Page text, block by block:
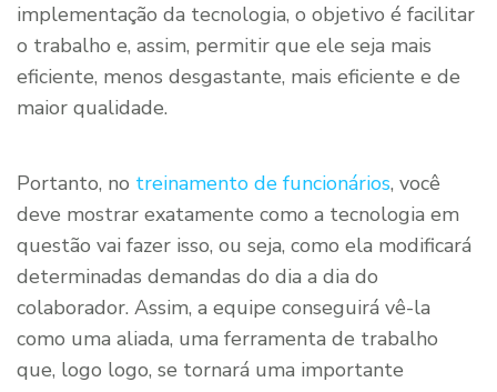
implementação da tecnologia, o objetivo é facilitar
o trabalho e, assim, permitir que ele seja mais
eficiente, menos desgastante, mais eficiente e de
maior qualidade.
Portanto, no treinamento de funcionários, você
deve mostrar exatamente como a tecnologia em
questão vai fazer isso, ou seja, como ela modificará
determinadas demandas do dia a dia do
colaborador. Assim, a equipe conseguirá vê-la
como uma aliada, uma ferramenta de trabalho
que, logo logo, se tornará uma importante